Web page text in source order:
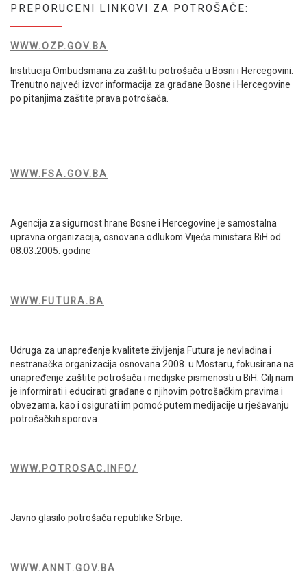
PREPORUCENI LINKOVI ZA POTROŠAČE:
WWW.OZP.GOV.BA
Institucija Ombudsmana za zaštitu potrošača u Bosni i Hercegovini.
Trenutno najveći izvor informacija za građane Bosne i Hercegovine
po pitanjima zaštite prava potrošača.
WWW.FSA.GOV.BA
Agencija za sigurnost hrane Bosne i Hercegovine je samostalna
upravna organizacija, osnovana odlukom Vijeća ministara BiH od
08.03.2005. godine
WWW.FUTURA.BA
Udruga za unapređenje kvalitete življenja Futura je nevladina i
nestranačka organizacija osnovana 2008. u Mostaru, fokusirana na
unapređenje zaštite potrošača i medijske pismenosti u BiH. Cilj nam
je informirati i educirati građane o njihovim potrošačkim pravima i
obvezama, kao i osigurati im pomoć putem medijacije u rješavanju
potrošačkih sporova.
WWW.POTROSAC.INFO/
Javno glasilo potrošača republike Srbije.
WWW.ANNT.GOV.BA